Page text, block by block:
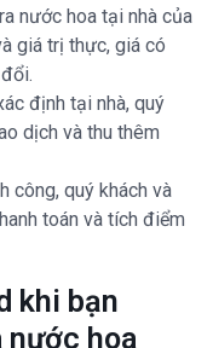
nước hoa tại nhà của
giá trị thực, giá có
định tại nhà, quý
dịch và thu thêm
công, quý khách và
toán và tích điểm
khi bạn
nước hoa